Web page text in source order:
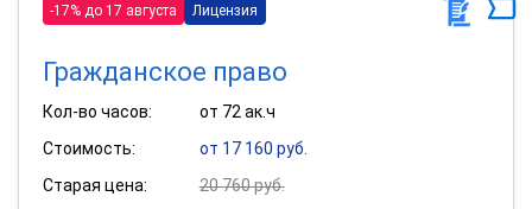
-17% до 17 августа Лицензия
Гражданское право
Кол-во часов:
от 72 ак.ч
Стоимость:
от 17 160 руб.
Старая цена:
20 760 руб.